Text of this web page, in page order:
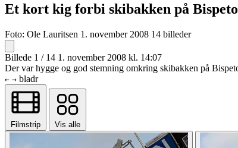
Et kort kig forbi skibakken på
Foto: Ole Lauritsen 1. november 2008 14 billeder
Billede 1 / 14 1. november 2008 kl. 14:07
Der var hygge og god stemning omkring skibakken på
← → bladr
Filmstrip Vis alle